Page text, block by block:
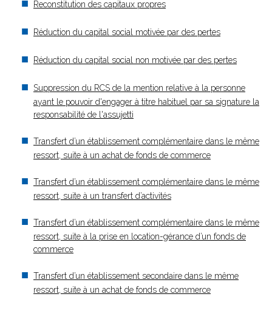
Reconstitution des capitaux propres
Réduction du capital social motivée par des pertes
Réduction du capital social non motivée par des pertes
Suppression du RCS de la mention relative à la personne
ayant le pouvoir d'engager à titre habituel par sa signature la
responsabilité de l'assujetti
Transfert d’un établissement complémentaire dans le même
ressort, suite à un achat de fonds de commerce
Transfert d’un établissement complémentaire dans le même
ressort, suite à un transfert d’activités
Transfert d’un établissement complémentaire dans le même
ressort, suite à la prise en location-gérance d’un fonds de
commerce
Transfert d’un établissement secondaire dans le même
ressort, suite à un achat de fonds de commerce